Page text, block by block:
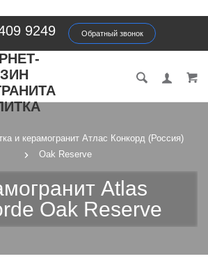
9249 Обратный звонок
и керамогранит Атлас Конкорд (Россия)
Oak Reserve
Atlas
Oak Reserve